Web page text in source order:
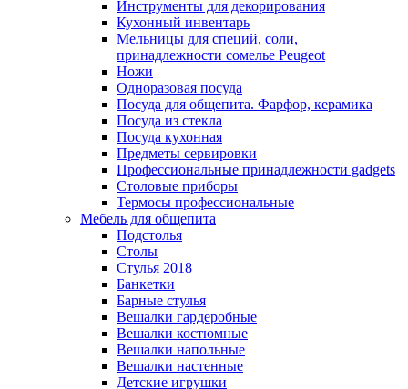
Инструменты для декорирования
Кухонный инвентарь
Мельницы для специй, соли,
принадлежности сомелье Peugeot
Ножи
Одноразовая посуда
Посуда для общепита. Фарфор, керамика
Посуда из стекла
Посуда кухонная
Предметы сервировки
Профессиональные принадлежности gadgets
Столовые приборы
Термосы профессиональные
Мебель для общепита
Подстолья
Столы
Стулья 2018
Банкетки
Барные стулья
Вешалки гардеробные
Вешалки костюмные
Вешалки напольные
Вешалки настенные
Детские игрушки